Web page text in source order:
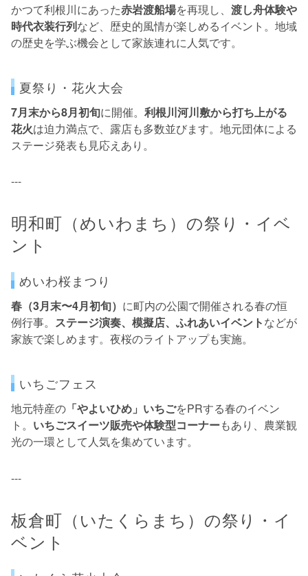
かつて利根川にあった赤岩渡船場を再現し、 渡し舟体験や
時代衣装行列など、歴史的風情が楽しめるイベント。地域
の歴史を学ぶ機会として家族連れに人気です。
夏祭り・花火大会
7月末から8月初旬に開催。 利根川河川敷から打ち上がる
花火は迫力満点で、露店も多数並びます。地元団体による
ステージ発表も見応えあり。
---
明和町（めいわまち）の祭り・イベ
ント
めいわ桜まつり
春（3月末〜4月初旬） に町内の公園で開催される春の恒
例行事。 ステージ演奏、模擬店、ふれあいイベントなどが
家族で楽しめます。夜桜のライトアップも実施。
いちごフェス
地元特産の 「やよいひめ」いちごをPRする春のイベン
ト。 いちごスイーツ販売や体験型コーナーもあり、農業観
光の一環として人気を集めています。
---
板倉町（いたくらまち）の祭り・イ
ベント